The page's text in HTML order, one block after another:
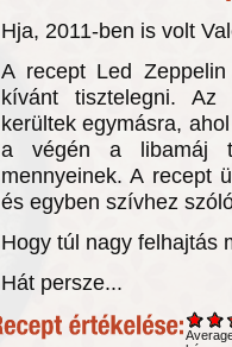
Hja, 2011-ben is volt
A recept Led
kívánt tisztelegni. Az
kerültek egymásra,
a végén a libamáj
mennyeinek. A recept
és egyben szívhez
Hogy túl nagy felhajtás
Hát persze...